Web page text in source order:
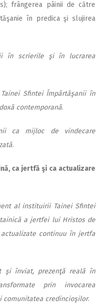
frângerea pâi­nii de către
în predica şi slujirea
în scrierile şi în lucrarea
Sfintei Împărtăşanii în
contemporană.
ca mijloc de vindecare
.
ca jertfă şi ca actualizare
al instituirii Tainei Sfintei
a jertfei lui Hristos de
continuu în jertfa
şi înviat, prezenţă reală în
prin invocarea
comunitatea credincioşilor.